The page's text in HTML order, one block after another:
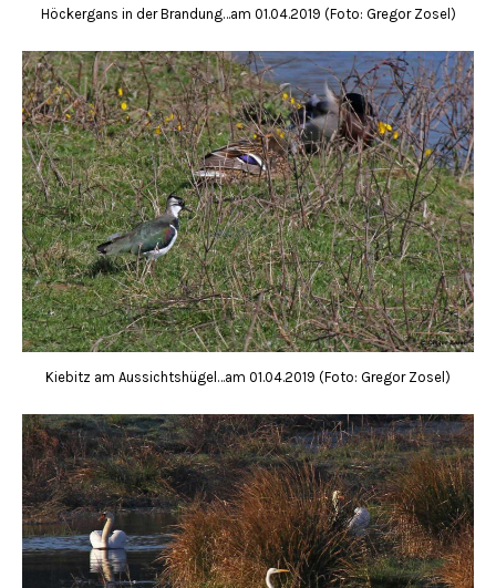
Höckergans in der Brandung…am 01.04.2019 (Foto: Gregor Zosel)
Kiebitz am Aussichtshügel…am 01.04.2019 (Foto: Gregor Zosel)